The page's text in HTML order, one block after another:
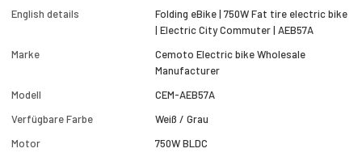
English details
Folding eBike | 750W Fat tire electric bike
| Electric City Commuter | AEB57A
Marke
Cemoto Electric bike Wholesale
Manufacturer
Modell
CEM-AEB57A
Verfügbare Farbe
Weiß / Grau
Motor
750W BLDC